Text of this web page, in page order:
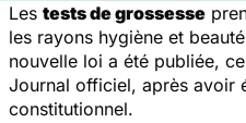
Les tests de grossesse
les rayons hygiène et
nouvelle loi a été publiée,
Journal officiel, après avoir
constitutionnel.